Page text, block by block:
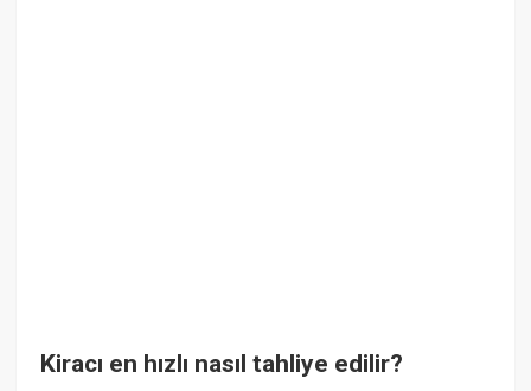
Kiracı en hızlı nasıl tahliye edilir?